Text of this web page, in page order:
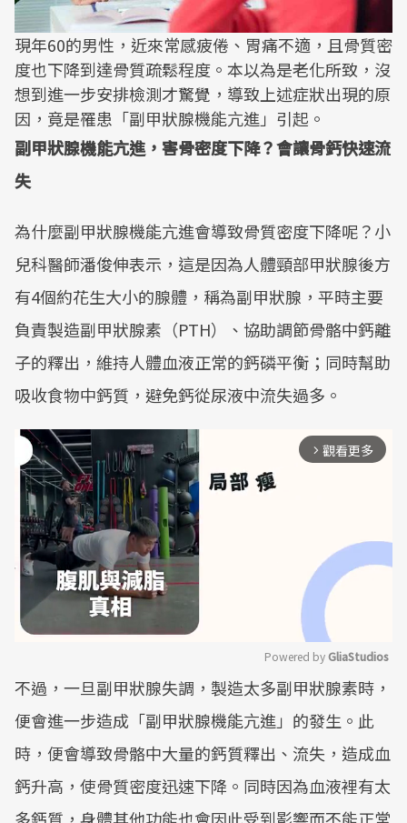
現年60的男性，近來常感疲倦、胃痛不適，且骨質密
度也下降到達骨質疏鬆程度。本以為是老化所致，沒
想到進一步安排檢測才驚覺，導致上述症狀出現的原
因，竟是罹患「副甲狀腺機能亢進」引起。
副甲狀腺機能亢進，害骨密度下降？會讓骨鈣快速流
失
為什麼副甲狀腺機能亢進會導致骨質密度下降呢？小
兒科醫師潘俊伸表示，這是因為人體頸部甲狀腺後方
有4個約花生大小的腺體，稱為副甲狀腺，平時主要
負責製造副甲狀腺素（PTH）、協助調節骨骼中鈣離
子的釋出，維持人體血液正常的鈣磷平衡；同時幫助
吸收食物中鈣質，避免鈣從尿液中流失過多。
arrow_forward_ios 觀看更多
Mute
Powered by GliaStudios
不過，一旦副甲狀腺失調，製造太多副甲狀腺素時，
便會進一步造成「副甲狀腺機能亢進」的發生。此
時，便會導致骨骼中大量的鈣質釋出、流失，造成血
鈣升高，使骨質密度迅速下降。同時因為血液裡有太